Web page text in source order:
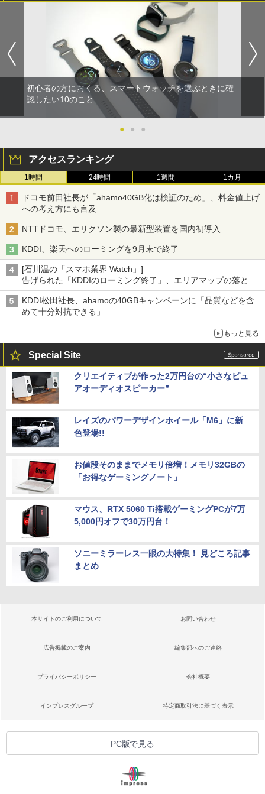
初心者の方におくる、スマートウォッチを選ぶときに確
認したい10のこと
● ● ●
アクセスランキング
1時間 24時間 1週間 1カ月
ドコモ前田社長が「ahamo40GB化は検証のため」、料金値上げ
への考え方にも言及
NTTドコモ、エリクソン製の最新型装置を国内初導入
KDDI、楽天へのローミングを9月末で終了
[石川温の「スマホ業界 Watch」]
告げられた「KDDIのローミング終了」、エリアマップの落とし
穴と楽天モバイルの課題
KDDI松田社長、ahamoの40GBキャンペーンに「品質などを含
めて十分対抗できる」
もっと見る
Special Site
クリエイティブが作った2万円台の“小さなピュ
アオーディオスピーカー”
レイズのパワーデザインホイール「M6」に新
色登場!!
お値段そのままでメモリ倍増！メモリ32GBの
「お得なゲーミングノート」
マウス、RTX 5060 Ti搭載ゲーミングPCが7万
5,000円オフで30万円台！
ソニーミラーレス一眼の大特集！ 見どころ記事
まとめ
本サイトのご利用について お問い合わせ
広告掲載のご案内 編集部へのご連絡
プライバシーポリシー 会社概要
インプレスグループ 特定商取引法に基づく表示
PC版で見る